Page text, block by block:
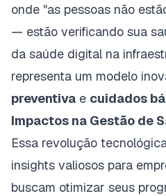
onde "as pessoas não
— estão verificando sua
da saúde digital na
representa um modelo
preventiva e cuidados
Impactos na Gestão de
Essa revolução
insights valiosos para
buscam otimizar seus